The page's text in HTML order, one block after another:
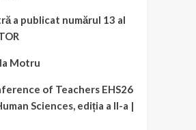
a publicat numărul 13 al
Motru
of Teachers EHS26
Sciences, ediția a II-a |